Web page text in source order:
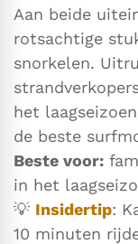
Aan beide
rotsachtige
snorkelen.
het
de beste
Beste voor:
in het
💡 Insidertip:
10 minuten